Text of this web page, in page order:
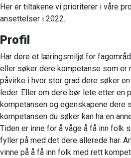
Her er tiltakene vi prioriterer i våre
ansettelser i 2022.
Profil
Har dere et læringsmiljø for
eller søker dere kompetanse som er
påvirke i hvor stor grad dere søker
leder. Eller om dere bør lete etter en
kompetansen og egenskapene dere
kompetansen du søker kan ha en
Tiden er inne for å våge å få inn folk
fyller på med det dere allerede har.
vinne på å få inn folk med rett